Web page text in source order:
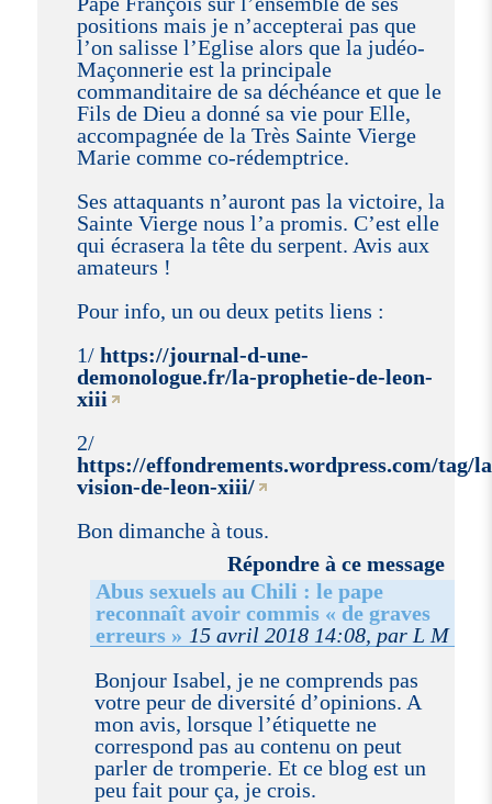
positions mais je n’accepterai pas que
l’on salisse l’Eglise alors que la judéo-
Maçonnerie est la principale
commanditaire de sa déchéance et que le
Fils de Dieu a donné sa vie pour Elle,
accompagnée de la Très Sainte Vierge
Marie comme co-rédemptrice.
Ses attaquants n’auront pas la victoire, la
Sainte Vierge nous l’a promis. C’est elle
qui écrasera la tête du serpent. Avis aux
amateurs !
Pour info, un ou deux petits liens :
1/ https://journal-d-une-
demonologue.fr/la-prophetie-de-leon-
xiii
2/
https://effondrements.wordpress.com/tag/
vision-de-leon-xiii/
Bon dimanche à tous.
Répondre à ce message
Abus sexuels au Chili : le pape
reconnaît avoir commis « de graves
erreurs » 15 avril 2018 14:08, par L M
Bonjour Isabel, je ne comprends pas
votre peur de diversité d’opinions. A
mon avis, lorsque l’étiquette ne
correspond pas au contenu on peut
parler de tromperie. Et ce blog est un
peu fait pour ça, je crois.